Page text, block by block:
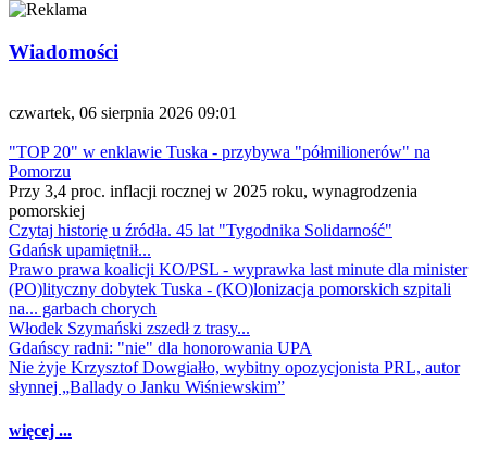
Wiadomości
czwartek, 06 sierpnia 2026 09:01
"TOP 20" w enklawie Tuska - przybywa "półmilionerów" na
Pomorzu
Przy 3,4 proc. inflacji rocznej w 2025 roku, wynagrodzenia
pomorskiej
Czytaj historię u źródła. 45 lat "Tygodnika Solidarność"
Gdańsk upamiętnił...
Prawo prawa koalicji KO/PSL - wyprawka last minute dla minister
(PO)lityczny dobytek Tuska - (KO)lonizacja pomorskich szpitali
na... garbach chorych
Włodek Szymański zszedł z trasy...
Gdańscy radni: "nie" dla honorowania UPA
Nie żyje Krzysztof Dowgiałło, wybitny opozycjonista PRL, autor
słynnej „Ballady o Janku Wiśniewskim”
więcej ...